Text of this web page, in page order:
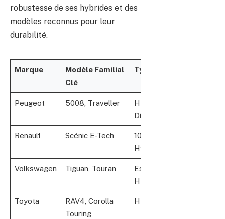
robustesse de ses hybrides et des
modèles reconnus pour leur
durabilité.
Marque
Modèle Familial
Clé
Type de Motorisation
Peugeot 5008, Traveller
Hybride rechargeable,
Diesel
Renault Scénic E-Tech
100% Électrique,
Hybride
Volkswagen Tiguan, Touran
Essence, Diesel,
Hybrid
Toyota
RAV4, Corolla
Touring
Hybride